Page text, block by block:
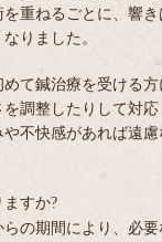
重ねるごとに、響
りました。
て鍼治療を受ける
調整したりして対
不快感があれば遠慮
すか?
の期間により、必